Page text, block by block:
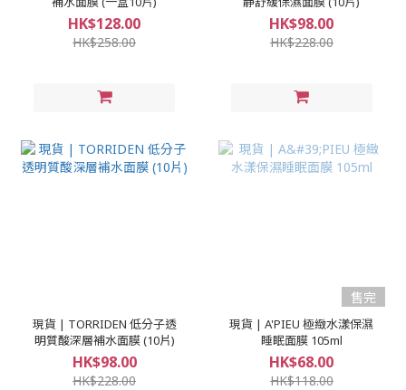
HK$128.00
HK$258.00
HK$98.00
HK$228.00
現貨 | TORRIDEN 低分子透
明質酸深層補水面膜 (10片)
HK$98.00
HK$228.00
售完
現貨 | A'PIEU 極緻水漾保濕
睡眠面膜 105ml
HK$68.00
HK$118.00